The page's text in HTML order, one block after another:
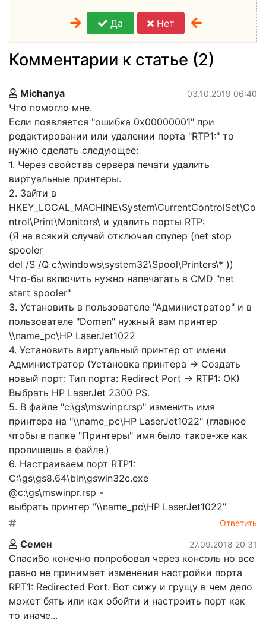
Да Нет
Комментарии к статье (2)
Michanya 03.10.2019 06:40
Что помогло мне.
Если появляется "ошибка 0x00000001" при
редактировании или удалении порта "RTP1:" то
нужно сделать следующее:
1. Через свойства сервера печати удалить
виртуальные принтеры.
2. Зайти в
HKEY_LOCAL_MACHINE\System\CurrentControlSet\Co
ntrol\Print\Monitors\ и удалить порты RTP:
(Я на всякий случай отключал спулер (net stop
spooler
del /S /Q c:\windows\system32\Spool\Printers\* ))
Что-бы включить нужно напечатать в CMD "net
start spooler"
3. Установить в пользователе "Администратор" и в
пользователе "Domen" нужный вам принтер
\\name_pc\HP LaserJet1022
4. Установить виртуальный принтер от имени
Администратор (Установка принтера -> Создать
новый порт: Тип порта: Redirect Port -> RTP1: OK)
Выбрать HP LaserJet 2300 PS.
5. В файле "c:\gs\mswinpr.rsp" изменить имя
принтера на "\\name_pc\HP LaserJet1022" (главное
чтобы в папке "Принтеры" имя было такое-же как
пропишешь в файле.)
6. Настраиваем порт RTP1:
C:\gs\gs8.64\bin\gswin32c.exe
@c:\gs\mswinpr.rsp -
выбрать принтер "\\name_pc\HP LaserJet1022"
Ответить
Семен 27.09.2018 20:31
Спасибо конечно попробовал через консоль но все
равно не принимает изменения настройки порта
RPT1: Redirected Port. Вот сижу и грущу в чем дело
может бять или как обойти и настроить порт как
то иначе...